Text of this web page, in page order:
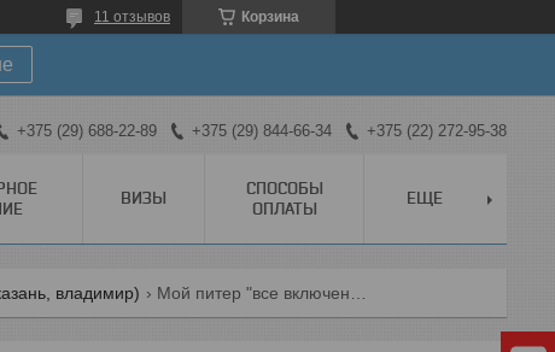
Корзина
11 отзывов
+375 (29) 688-22-89 +375 (29) 844-66-34 +375 (22) 272-95-38
ВИЗЫ
СПОСОБЫ
ОПЛАТЫ
ЕЩЕ
владимир)